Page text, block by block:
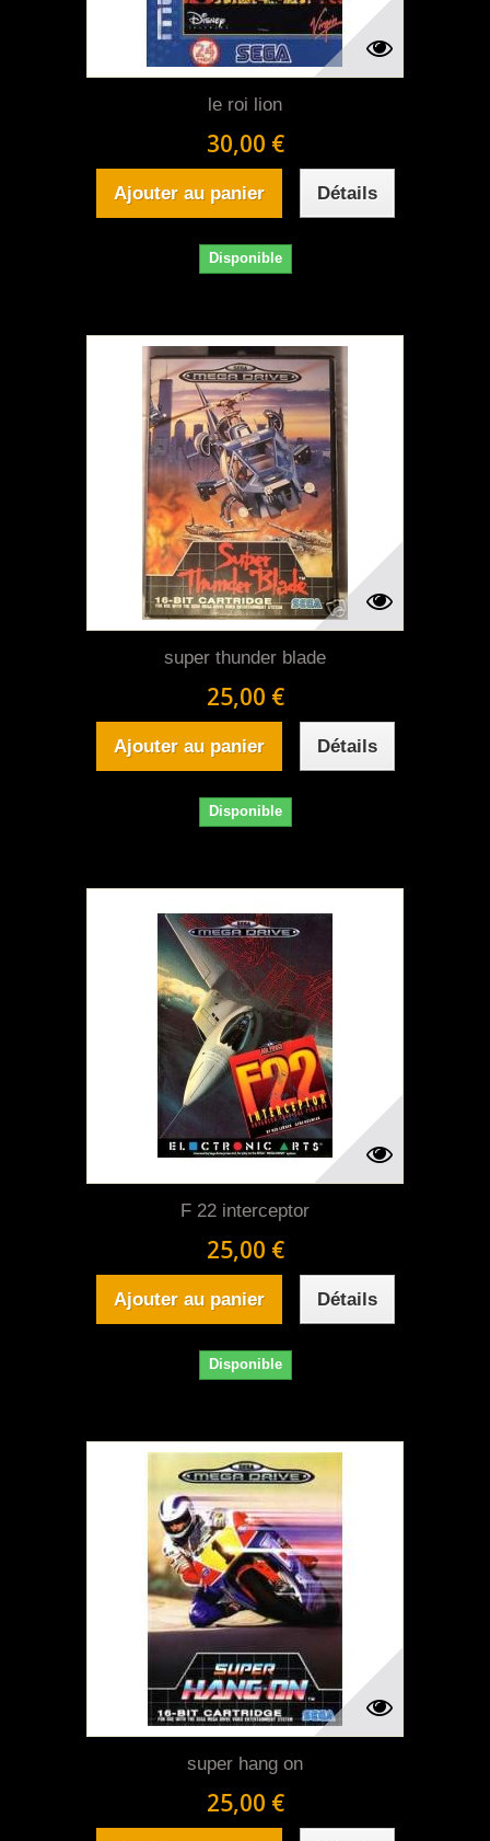
le roi lion
30,00 €
Ajouter au panier Détails
Disponible
super thunder blade
25,00 €
Ajouter au panier Détails
Disponible
F 22 interceptor
25,00 €
Ajouter au panier Détails
Disponible
super hang on
25,00 €